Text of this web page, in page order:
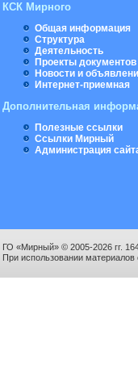
КСК Мирного
Общая информация
Структура
Деятельность
Проекты документов
Новости и
Интернет-приемная
Дополнительная
Полезные ссылки
Ссылки Мирный
Администрация
ГО «Мирный» © 2005-2026 гг.
При использовании материалов